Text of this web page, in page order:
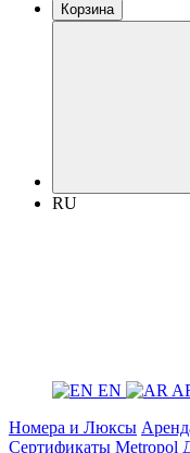
Корзина
RU
EN
Номера и Люксы
Сертификаты Metropol